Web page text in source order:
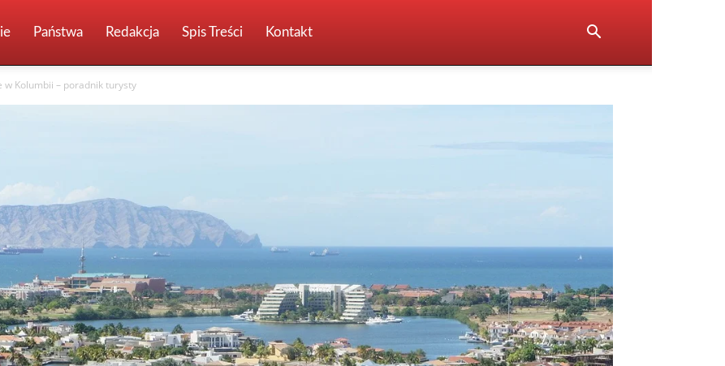
Państwa Redakcja Spis Treści Kontakt
Kolumbii – poradnik turysty